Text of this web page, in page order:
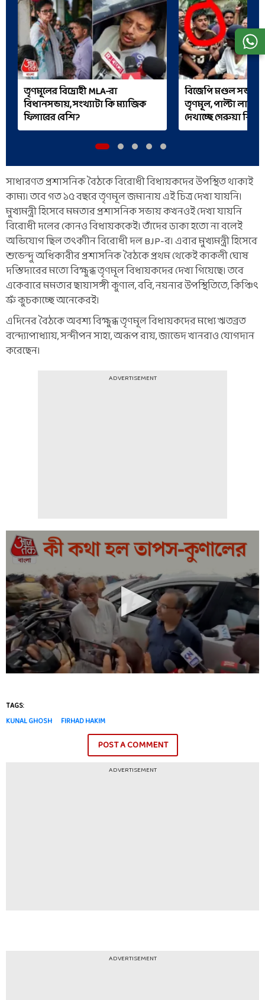
তৃণমূলের বিদ্রোহী MLA-রা
বিধানসভায়, সংখ্যাটা কি ম্যাজিক
ফিগারের বেশি?
বিজেপি মণ্ডল
তৃণমূল, পাল্টা
দেখাচ্ছে গেরুয়া
সাধারণত প্রশাসনিক বৈঠকে বিরোধী বিধায়কদের উপস্থিত থাকাই
কাম্য। তবে গত ১৫ বছরে তৃণমূল জমানায় এই চিত্র দেখা যায়নি।
মুখ্যমন্ত্রী হিসেবে মমতার প্রশাসনিক সভায় কখনওই দেখা যায়নি
বিরোধী দলের কোনও বিধায়ককেই। তাঁদের ডাকা হতো না বলেই
অভিযোগ ছিল তৎকাীন বিরোধী দল BJP-র। এবার মুখ্যমন্ত্রী হিসেবে
শুভেন্দু অধিকারীর প্রশাসনিক বৈঠকে প্রথম থেকেই কাকলী ঘোষ
দস্তিদারের মতো বিক্ষুব্ধ তৃণমূল বিধায়কদের দেখা গিয়েছে। তবে
একেবারে মমতার ছায়াসঙ্গী কুণাল, ববি, নয়নার উপস্থিতিতে, কিঞ্চিৎ
ভ্রুঁ কুচকাচ্ছে অনেকেরই।
এদিনের বৈঠকে অবশ্য বিক্ষুব্ধ তৃণমূল বিধায়কদের মধ্যে ঋতব্রত
বন্দ্যোপাধ্যায়, সন্দীপন সাহা, অরূপ রায়, জাভেদ খানরাও যোগদান
করেছেন।
ADVERTISEMENT
TAGS:
KUNAL GHOSH
FIRHAD HAKIM
POST A COMMENT
ADVERTISEMENT
ADVERTISEMENT